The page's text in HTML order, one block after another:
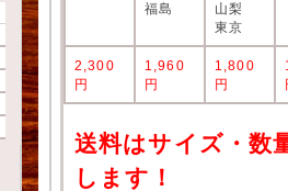
福島
山梨
東京
2,300
円
1,960
円
1,800
円
送料はサイズ・数
します！